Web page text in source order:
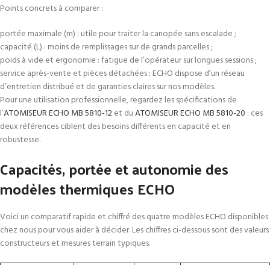
Points concrets à comparer :
portée maximale (m) : utile pour traiter la canopée sans escalade ;
capacité (L) : moins de remplissages sur de grands parcelles ;
poids à vide et ergonomie : fatigue de l’opérateur sur longues sessions ;
service après-vente et pièces détachées : ECHO dispose d’un réseau
d’entretien distribué et de garanties claires sur nos modèles.
Pour une utilisation professionnelle, regardez les spécifications de
l’ATOMISEUR ECHO MB 5810-12et duATOMISEUR ECHO MB 5810-20 : ces
deux références ciblent des besoins différents en capacité et en
robustesse.
Capacités, portée et autonomie des
modèles thermiques ECHO
Voici un comparatif rapide et chiffré des quatre modèles ECHO disponibles
chez nous pour vous aider à décider. Les chiffres ci-dessous sont des valeurs
constructeurs et mesures terrain typiques.